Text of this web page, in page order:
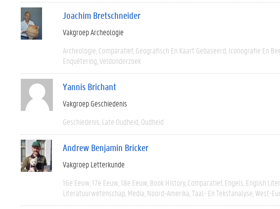
Joachim Bretschneider
Vakgroep Archeologie
Archeologie Comparatief Geografisch En Kaart Gebaseerd Iconografie En
Enquêtering Veldonderzoek
Yannis Brichant
Vakgroep Geschiedenis
Geschiedenis Late Oudheid Oudheid
Andrew Benjamin Bricker
Vakgroep Letterkunde
16e Eeuw 17e Eeuw 18e Eeuw Book History Comparatief Engels English
Literatuurwetenschap Media Noord-Amerika Taal- En Tekstanalyse West-